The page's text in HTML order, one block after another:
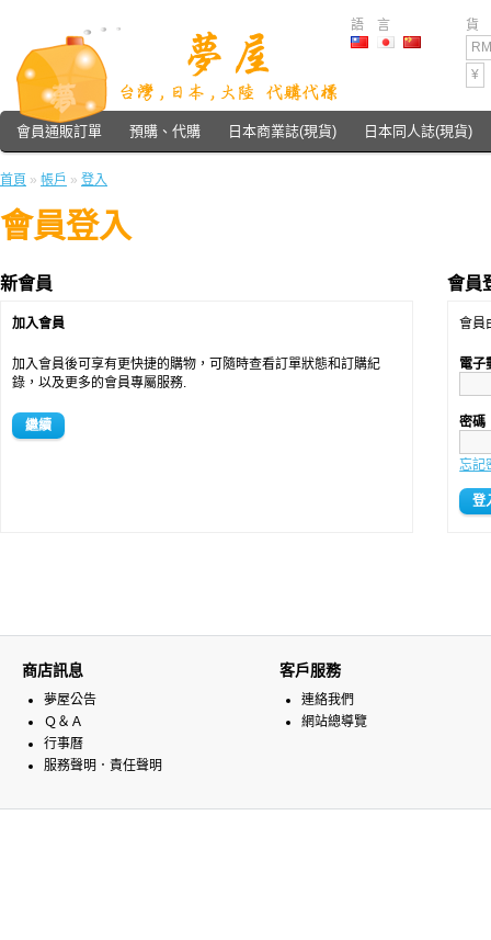
語 言
貨
¥
會員通販訂單 預購、代購 日本商業誌(現貨) 日本同人誌(現貨)
首頁 » 帳戶 » 登入
會員登入
新會員
加入會員
加入會員後可享有更快捷的購物，可隨時查看訂單狀態和訂購紀
錄，以及更多的會員專屬服務.
繼續
會員
會員
電子
密碼
忘記
商店訊息
夢屋公告
Ｑ＆Ａ
行事曆
服務聲明．責任聲明
客戶服務
連絡我們
網站總導覽